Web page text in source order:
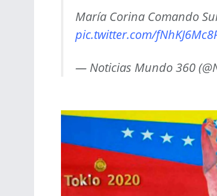
María Corina Comando
pic.twitter.com/
— Noticias Mundo 360